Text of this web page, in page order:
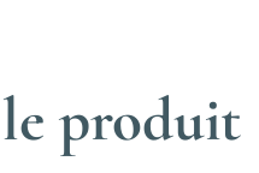
produit